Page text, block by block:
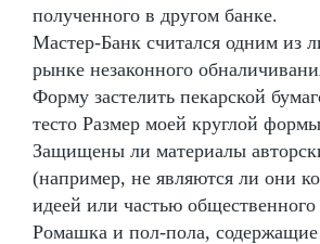
полученного в другом банке.
Мастер-Банк считался одним из
рынке незаконного
Форму застелить пекарской
тесто Размер моей круглой
Защищены ли материалы
(например, не являются ли они
идеей или частью общественного
Ромашка и пол-пола,